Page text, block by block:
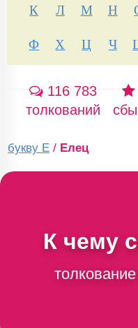
К
Л М Н
Ф
Х Ц Ч
116 783
толкований
букву Е / Елец
К чему